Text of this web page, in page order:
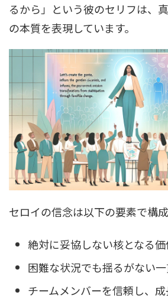
るから」という彼のセリフは、
の本質を表現しています。
セロイの信念は以下の要素で構
絶対に妥協しない核となる
困難な状況でも揺るがない
チームメンバーを信頼し、